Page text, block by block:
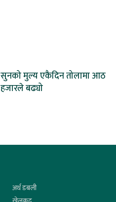
सुनको मुल्य एकैदिन तोलामा आठ
हजारले बढ्यो
अर्थ डबली